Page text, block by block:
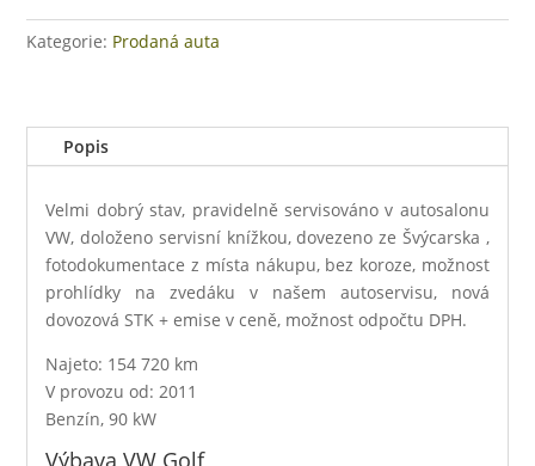
Kategorie: Prodaná auta
Popis
Velmi dobrý stav, pravidelně servisováno v autosalonu
VW, doloženo servisní knížkou, dovezeno ze Švýcarska ,
fotodokumentace z místa nákupu, bez koroze, možnost
prohlídky na zvedáku v našem autoservisu, nová
dovozová STK + emise v ceně, možnost odpočtu DPH.
Najeto: 154 720 km
V provozu od: 2011
Benzín, 90 kW
Výbava VW Golf